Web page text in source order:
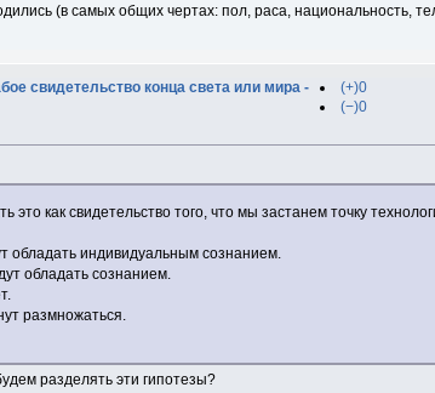
(в самых общих чертах: пол, раса, национальность,
свидетельство конца света или мира -
(+)0
(−)0
это как свидетельство того, что мы застанем точку
обладать индивидуальным сознанием.
обладать сознанием.
размножаться.
разделять эти гипотезы?